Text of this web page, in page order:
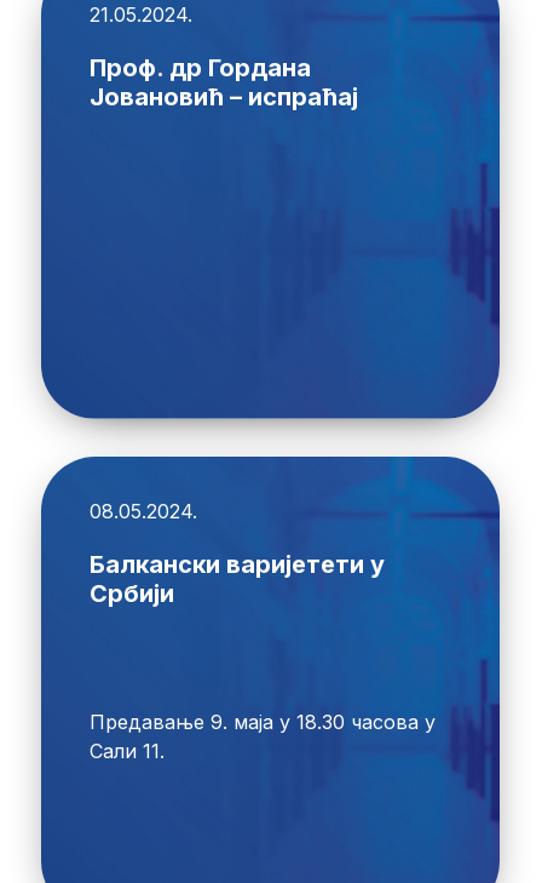
21.05.2024.
Проф. др Гордана
Јовановић – испраћај
08.05.2024.
Балкански варијетети у
Србији
Предавање 9. маја у 18.30 часова у
Сали 11.